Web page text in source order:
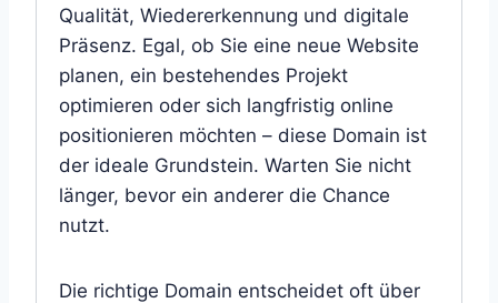
Qualität, Wiedererkennung und digitale
Präsenz. Egal, ob Sie eine neue Website
planen, ein bestehendes Projekt
optimieren oder sich langfristig online
positionieren möchten – diese Domain ist
der ideale Grundstein. Warten Sie nicht
länger, bevor ein anderer die Chance
nutzt.
Die richtige Domain entscheidet oft über